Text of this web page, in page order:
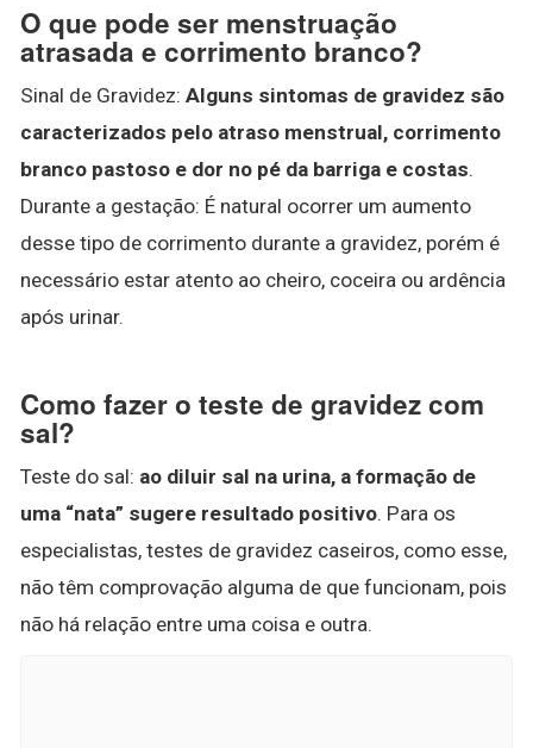
O que pode ser menstruação
atrasada e corrimento branco?
Sinal de Gravidez: Alguns sintomas de gravidez são
caracterizados pelo atraso menstrual, corrimento
branco pastoso e dor no pé da barriga e costas.
Durante a gestação: É natural ocorrer um aumento
desse tipo de corrimento durante a gravidez, porém é
necessário estar atento ao cheiro, coceira ou ardência
após urinar.
Como fazer o teste de gravidez com
sal?
Teste do sal: ao diluir sal na urina, a formação de
uma “nata” sugere resultado positivo. Para os
especialistas, testes de gravidez caseiros, como esse,
não têm comprovação alguma de que funcionam, pois
não há relação entre uma coisa e outra.